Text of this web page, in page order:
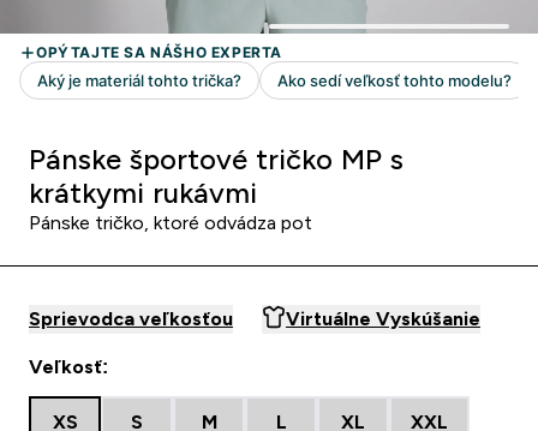
Pánske športové tričko MP s
krátkymi rukávmi
Pánske tričko, ktoré odvádza pot
Sprievodca veľkosťou Virtuálne Vyskúšanie
Veľkosť:
XS S M L XL XXL